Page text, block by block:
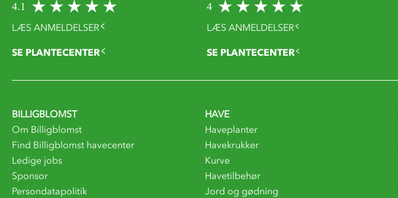
4.1
LÆS ANMELDELSER
SE PLANTECENTER
4
LÆS ANMELDELSER
SE PLANTECENTER
BILLIGBLOMST
Om Billigblomst
Find Billigblomst havecenter
Ledige jobs
Sponsor
Persondatapolitik
HAVE
Haveplanter
Havekrukker
Kurve
Havetilbehør
Jord og gødning